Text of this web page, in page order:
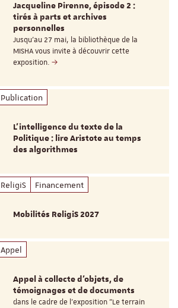
Jacqueline Pirenne, épisode 2 :
tirés à parts et archives
personnelles
Jusqu’au 27 mai, la bibliothèque de la
MISHA vous invite à découvrir cette
exposition.
Publication
L’intelligence du texte de la
Politique : lire Aristote au temps
des algorithmes
ReligiS Financement
Mobilités ReligiS 2027
Appel
Appel à collecte d'objets, de
témoignages et de documents
dans le cadre de l'exposition "Le terrain